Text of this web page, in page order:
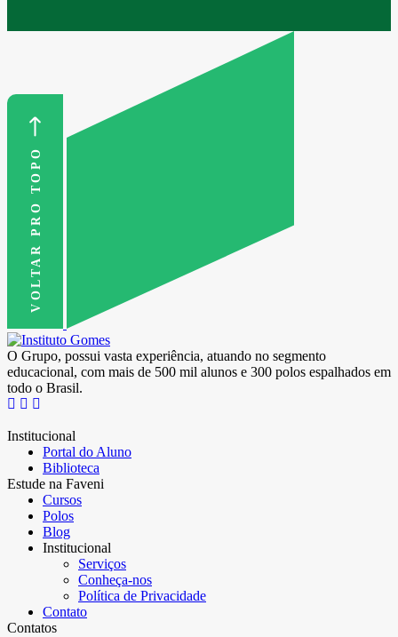
VOLTAR PRO TOPO
O Grupo, possui vasta experiência, atuando no segmento
educacional, com mais de 500 mil alunos e 300 polos espalhados em
todo o Brasil.
Institucional
Portal do Aluno
Biblioteca
Estude na Faveni
Cursos
Polos
Blog
Institucional
Serviços
Conheça-nos
Política de Privacidade
Contato
Contatos